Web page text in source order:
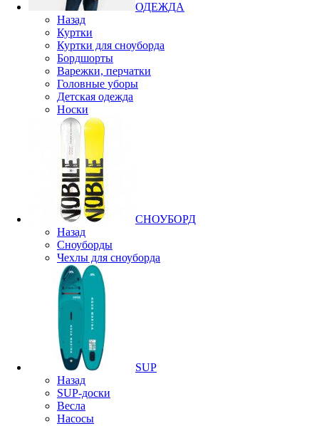
ОДЕЖДА
Назад
Куртки
Куртки для сноуборда
Бордшорты
Варежки, перчатки
Головные уборы
Детская одежда
Носки
СНОУБОРД
Назад
Сноуборды
Чехлы для сноуборда
SUP
Назад
SUP-доски
Весла
Насосы